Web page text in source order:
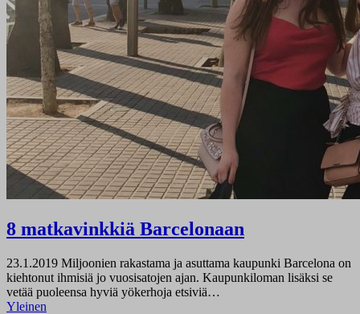
8 matkavinkkiä Barcelonaan
23.1.2019 Miljoonien rakastama ja asuttama kaupunki Barcelona on
kiehtonut ihmisiä jo vuosisatojen ajan. Kaupunkiloman lisäksi se
vetää puoleensa hyviä yökerhoja etsiviä…
Yleinen